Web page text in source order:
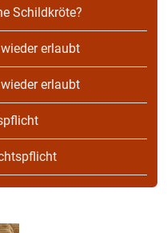
Schildkröte?
erlaubt
erlaubt